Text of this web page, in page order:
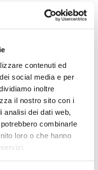
contenuti ed
social media e per
inoltre
il nostro sito con i
dei dati web,
combinarle
loro o che hanno
OGNI CREAZIONE
ogni profumo
dei nostri nasi,
artisti dell’olfatto. Con
ed esperienza,
e combinano
pregiate per dar
a fragranze che
storie,
emozioni e
ricordi indelebili.
creazione nasce da